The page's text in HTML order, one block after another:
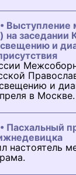
Выступление
заседании
и
и
в Москве.
Пасхальный
настоятель